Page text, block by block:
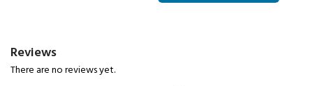
Reviews
There are no reviews yet.